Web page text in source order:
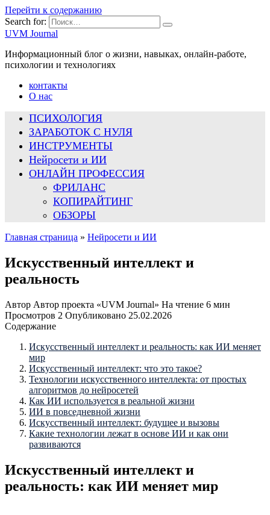
Перейти к содержанию
Search for:
UVM Journal
Информационный блог о жизни, навыках, онлайн-работе,
психологии и технологиях
контакты
О нас
ПСИХОЛОГИЯ
ЗАРАБОТОК С НУЛЯ
ИНСТРУМЕНТЫ
Нейросети и ИИ
ОНЛАЙН ПРОФЕССИЯ
ФРИЛАНС
КОПИРАЙТИНГ
ОБЗОРЫ
Главная страница » Нейросети и ИИ
Искусственный интеллект и
реальность
Автор Автор проекта «UVM Journal» На чтение 6 мин
Просмотров 2 Опубликовано 25.02.2026
Содержание
Искусственный интеллект и реальность: как ИИ меняет
мир
Искусственный интеллект: что это такое?
Технологии искусственного интеллекта: от простых
алгоритмов до нейросетей
Как ИИ используется в реальной жизни
ИИ в повседневной жизни
Искусственный интеллект: будущее и вызовы
Какие технологии лежат в основе ИИ и как они
развиваются
Искусственный интеллект и
реальность: как ИИ меняет мир